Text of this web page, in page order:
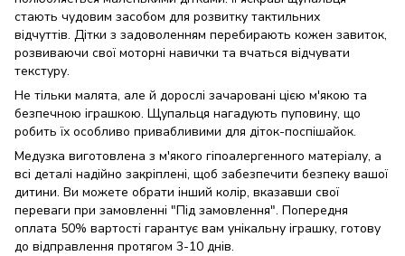
стають чудовим засобом для розвитку тактильних
відчуттів. Дітки з задоволенням перебирають кожен завиток,
розвиваючи свої моторні навички та вчаться відчувати
текстуру.
Не тільки малята, але й дорослі зачаровані цією м'якою та
безпечною іграшкою. Щупальця нагадують пуповину, що
робить їх особливо привабливими для діток-поспішайок.
Медузка виготовлена з м'якого гіпоалергенного матеріалу, а
всі деталі надійно закріплені, щоб забезпечити безпеку вашої
дитини. Ви можете обрати інший колір, вказавши свої
переваги при замовленні "Під замовлення". Попередня
оплата 50% вартості гарантує вам унікальну іграшку, готову
до відправлення протягом 3-10 днів.